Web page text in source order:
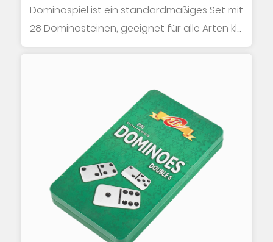
Dominospiel ist ein standardmäßiges Set mit
28 Dominosteinen, geeignet für alle Arten kl...